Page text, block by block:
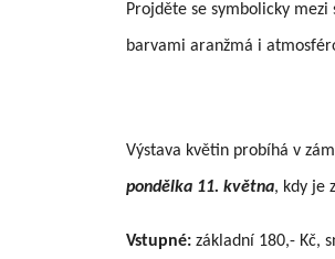
Projděte se symbolicky
barvami aranžmá i
Výstava květin probíhá v
pondělka 11. května, kdy je
Vstupné: základní 180,- Kč,